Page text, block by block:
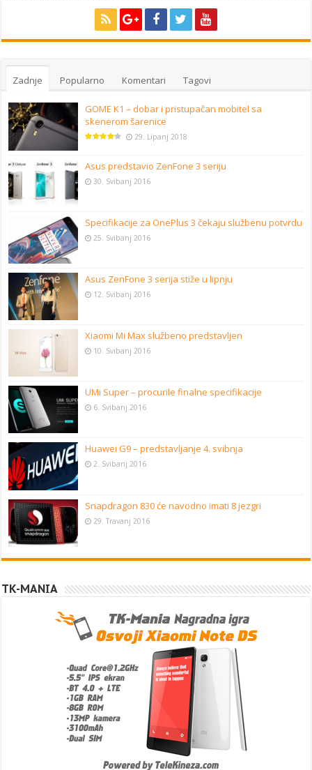
Zadnje Popularno Komentari Tagovi
GOME K1 – dobar i pristupačan mobitel sa
skenerom šarenice
29. Lipanj 2018
Asus predstavio ZenFone 3 seriju
30. Svibanj 2016
Specifikacije za OnePlus 3 čekaju službenu potvrdu
25. Svibanj 2016
Asus ZenFone 3 serija stiže u lipnju
12. Svibanj 2016
Xiaomi Mi Max službeno predstavljen
10. Svibanj 2016
UMi Super – procurile finalne specifikacije
6. Svibanj 2016
Huawei G9 – predstavljanje 4. svibnja
2. Svibanj 2016
Snapdragon 830 će navodno imati 8 jezgri
29. Travanj 2016
TK-MANIA